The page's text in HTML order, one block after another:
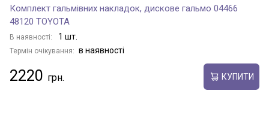
PIXIS EPOCH
PIXIS JOY
Комплект гальмівних накладок, дискове гальмо 04466
48120 TOYOTA
В наявності: 1 шт.
Термін очікування: в наявності
2220 КУПИТИ